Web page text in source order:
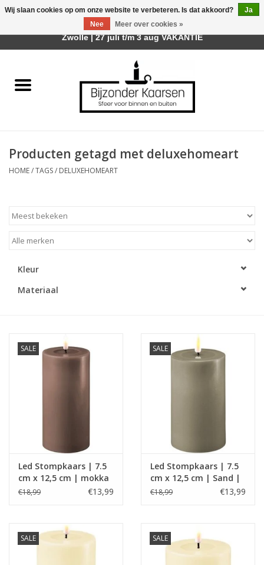
Räder Design Stories
Geurkaarsen
LED Kaarsen
Relatiegeschenken & Bedankjes
Merken
Producten getagd met deluxehomeart
HOME/TAGS/ DELUXEHOMEART
Kleur
Materiaal
SALE
Led Stompkaars | 7.5
cm x 12,5 cm | mokka
| Deluxe Homeart
€18,99 €13,99
SALE
Led Stompkaars | 7.5
cm x 12,5 cm | Sand |
Deluxe Homeart
€18,99 €13,99
SALE SALE
Wij slaan cookies op om onze website te verbeteren. Is dat akkoord?
Ja
Nee
Meer over cookies »
Afhalen is mogelijk bij mijn winkel Trotz | Belvederelaan 107
Zwolle | 27 juli t/m 3 aug VAKANTIE